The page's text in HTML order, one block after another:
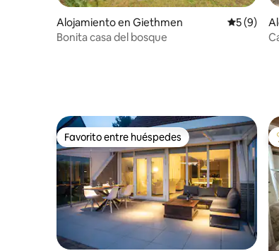
Alojamiento en Giethmen
5 (9)
Bonita casa del bosque
Favorito entre huéspedes
Favorito entre huéspedes